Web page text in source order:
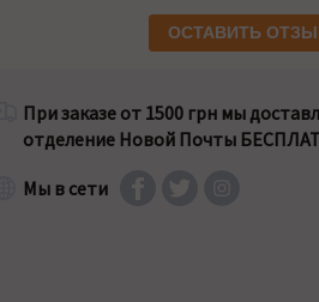
ОСТАВИТЬ
При заказе от 1500 грн мы
отделение Новой Почты
Мы в сети